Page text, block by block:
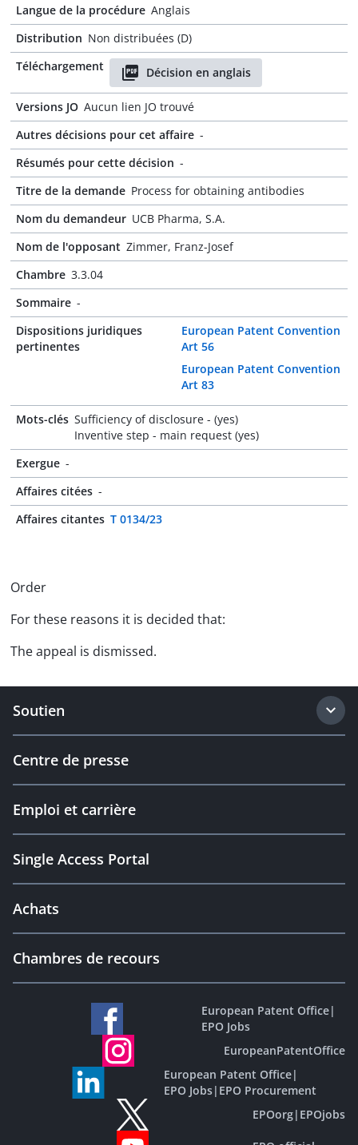
Langue de la procédure Anglais
Distribution Non distribuées (D)
Téléchargement
Décision en anglais
Versions JO Aucun lien JO trouvé
Autres décisions pour cet affaire -
Résumés pour cette décision -
Titre de la demande Process for obtaining antibodies
Nom du demandeur UCB Pharma, S.A.
Nom de l'opposant Zimmer, Franz-Josef
Chambre 3.3.04
Sommaire -
Dispositions juridiques
pertinentes
European Patent Convention
Art 56
European Patent Convention
Art 83
Mots-clés Sufficiency of disclosure - (yes)
Inventive step - main request (yes)
Exergue -
Affaires citées -
Affaires citantes T 0134/23
Order
For these reasons it is decided that:
The appeal is dismissed.
Soutien
Centre de presse
Emploi et carrière
Single Access Portal
Achats
Chambres de recours
European Patent Office|
EPO Jobs
EuropeanPatentOffice
European Patent Office|
EPO Jobs| EPO Procurement
EPOorg| EPOjobs